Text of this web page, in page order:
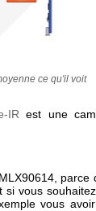
ce qu'il voit
IR est une
parce
si vous
vous